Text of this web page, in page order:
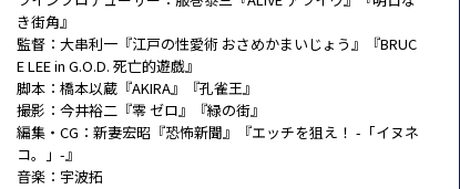
き街角』
監督：大串利一『江戸の性愛術 おさめかまいじょう』『BRUC
E LEE in G.O.D. 死亡的遊戯』
脚本：橋本以蔵『AKIRA』『孔雀王』
撮影：今井裕二『零 ゼロ』『緑の街』
編集・CG：新妻宏昭『恐怖新聞』『エッチを狙え！ -「イヌネ
コ。」-』
音楽：宇波拓